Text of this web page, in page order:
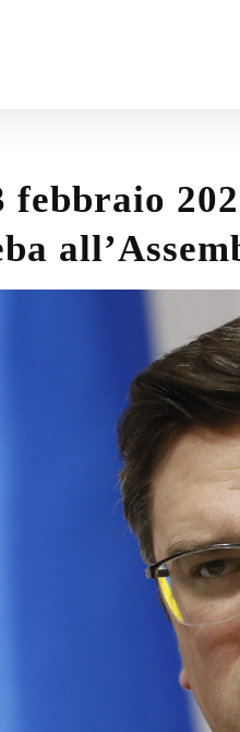
febbraio